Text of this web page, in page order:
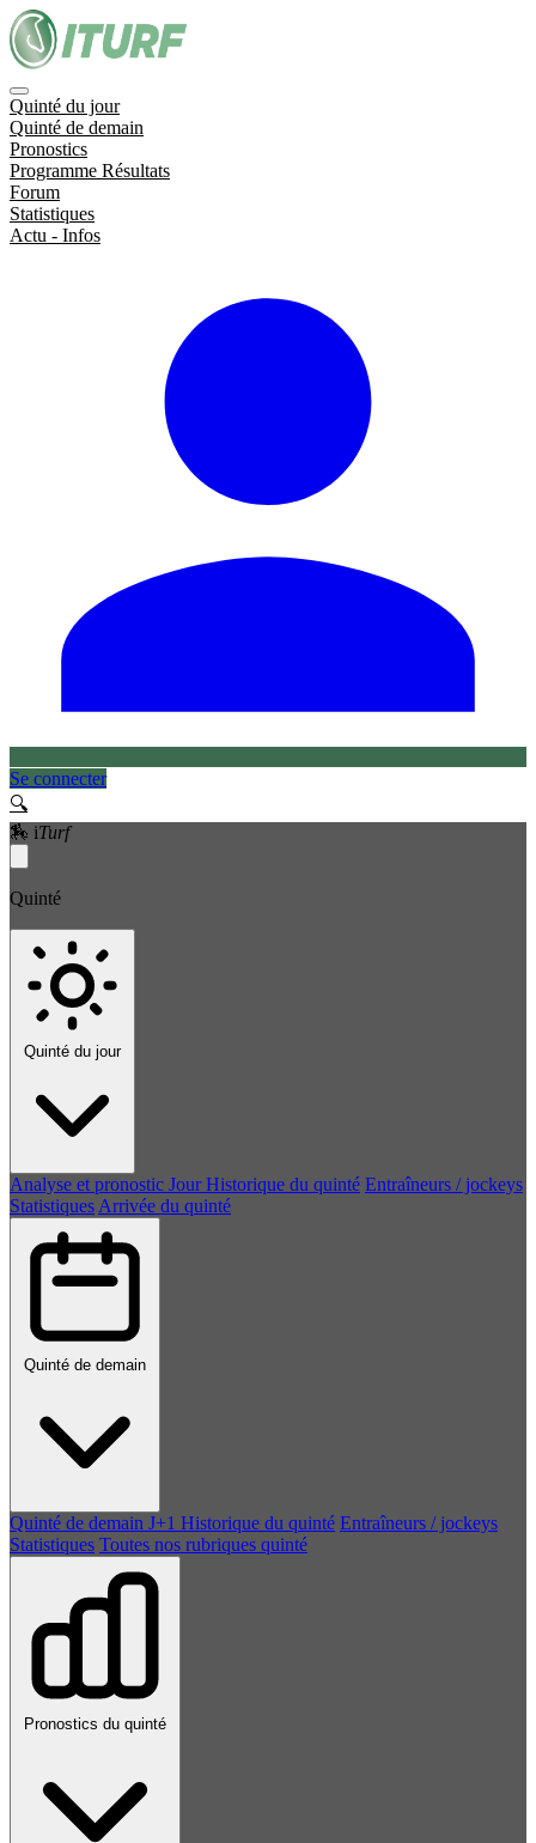
Quinté du jour
Quinté de demain
Pronostics
Programme Résultats
Forum
Statistiques
Actu - Infos
Se connecter
🔍
🏇 iTurf
Quinté
Quinté du jour
Analyse et pronostic Jour Historique du quinté Entraîneurs / jockeys
Statistiques Arrivée du quinté
Quinté de demain
Quinté de demain J+1 Historique du quinté Entraîneurs / jockeys
Statistiques Toutes nos rubriques quinté
Pronostics du quinté